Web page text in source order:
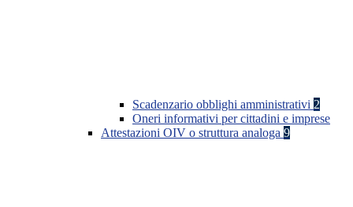
Scadenzario obblighi amministrativi 2
Oneri informativi per cittadini e imprese
Attestazioni OIV o struttura analoga 9